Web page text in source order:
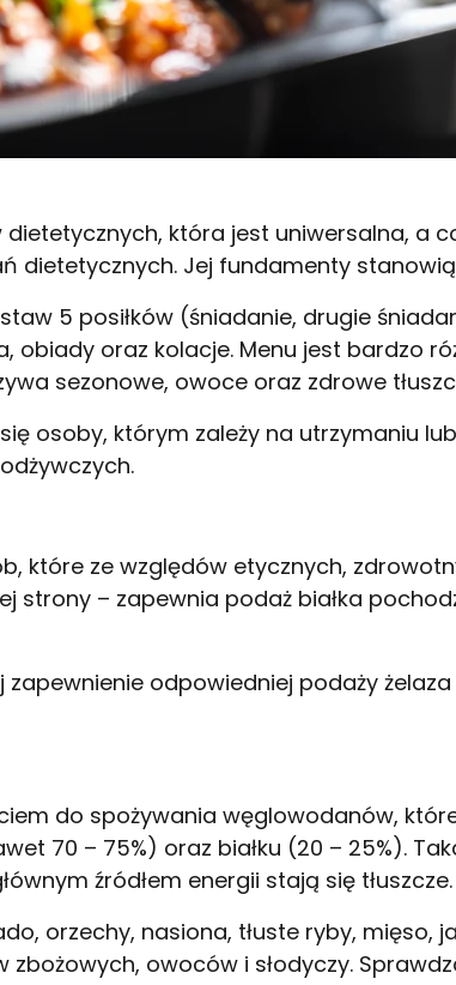
która jest uniwersalna, a
dietetycznych. Jej fundamenty
5 posiłków (śniadanie, drugie
obiady oraz kolacje. Menu jest bardzo
sezonowe, owoce oraz zdrowe
osoby, którym zależy na utrzymaniu
które ze względów etycznych,
strony – zapewnia podaż białka
odpowiedniej podaży
do spożywania węglowodanów,
70 – 75%) oraz białku (20 – 25%).
źródłem energii stają się tłuszcze.
orzechy, nasiona, tłuste ryby, mięso,
owoców i słodyczy.